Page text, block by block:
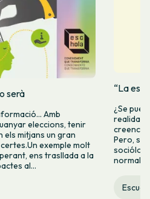
serà
Amb
eleccions, tenir
els mitjans un gran
exemple molt
ens trasllada a la
al...
“La
¿Se
realidad
creencia
Pero,